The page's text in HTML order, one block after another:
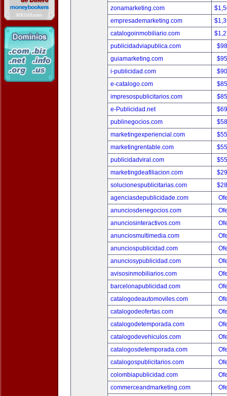
zonamarketing.com
empresademarketing.com
catalogoinmobiliario.com
publicidadviapublica.com
guiamarketing.com
i-publicidad.com
e-catalogo.com
impresospublicitarios.com
e-Publicidad.net
publinegocios.com
marketingexperiencial.com
marketingrentable.com
publicidadviral.com
marketingdeafiliacion.com
solucionespublicitarias.com
agenciasdepublicidade.com
anunciosdenegocios.com
anunciosinteractivos.com
anunciosmultimedia.com
anunciospublicidad.com
anunciosypublicidad.com
avisosinmobiliarios.com
barcelonapublicidad.com
catalogodeautomoviles.com
catalogodeofertas.com
catalogodetemporada.com
catalogodevehiculos.com
catalogosdetemporada.com
catalogospublicitarios.com
colombiapublicidad.com
commerceandmarketing.com